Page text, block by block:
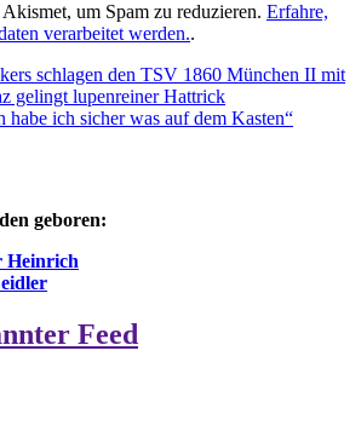
um Spam zu reduzieren. Erfahre,
verarbeitet werden..
schlagen den TSV 1860 München II mit
gelingt lupenreiner Hattrick
habe ich sicher was auf dem Kasten“
geboren:
Heinrich
Feed